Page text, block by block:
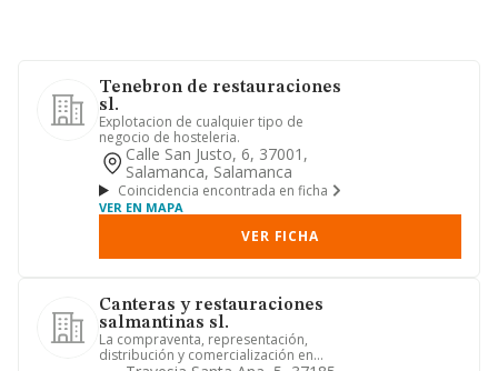
Tenebron de restauraciones
sl.
Explotacion de cualquier tipo de
negocio de hosteleria.
Calle San Justo, 6, 37001,
Salamanca, Salamanca
Coincidencia encontrada en ficha
VER EN MAPA
VER FICHA
Canteras y restauraciones
salmantinas sl.
La compraventa, representación,
distribución y comercialización en